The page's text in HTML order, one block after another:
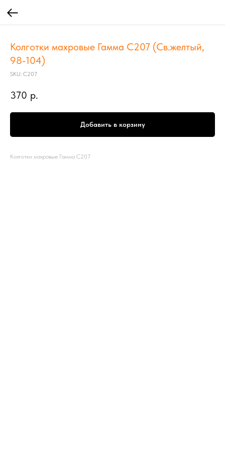
Колготки махровые Гамма С207 (Св.желтый,
98-104)
SKU: С207
370 р.
Добавить в корзину
Колготки махровые Гамма С207